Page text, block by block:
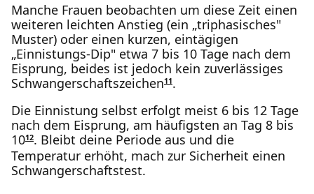
Manche Frauen beobachten um diese Zeit einen
weiteren leichten Anstieg (ein „triphasisches"
Muster) oder einen kurzen, eintägigen
„Einnistungs-Dip" etwa 7 bis 10 Tage nach dem
Eisprung, beides ist jedoch kein zuverlässiges
Schwangerschaftszeichen11.
Die Einnistung selbst erfolgt meist 6 bis 12 Tage
nach dem Eisprung, am häufigsten an Tag 8 bis
1012. Bleibt deine Periode aus und die
Temperatur erhöht, mach zur Sicherheit einen
Schwangerschaftstest.